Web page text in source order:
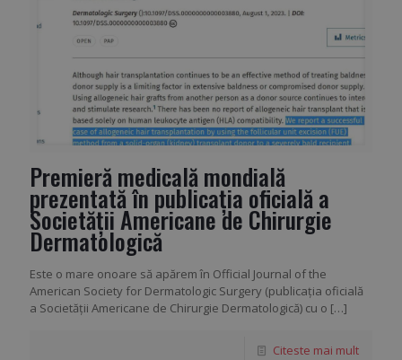
Premieră medicală mondială
prezentată în publicaţia oficială a
Societății Americane de Chirurgie
Dermatologică
Este o mare onoare să apărem în Official Journal of the
American Society for Dermatologic Surgery (publicaţia oficială
a Societății Americane de Chirurgie Dermatologică) cu o […]
Citeste mai mult